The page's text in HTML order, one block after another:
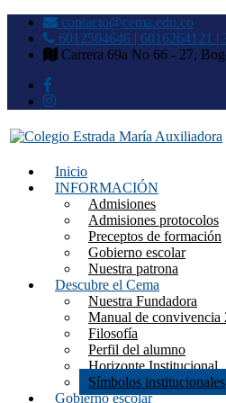
contacto@cema.edu.co
6012504646 | 6016264121 |
Carrera 69a No 66 - 27,
Colegio
Inicio
INFORMACIÓN
Admisiones
Admisiones protocolos
Preceptos de formación
Gobierno escolar
Nuestra patrona
Descubre el Cema
Nuestra Fundadora
Manual de convivencia
Filosofía
Perfil del alumno
Horizonte Institucional
Símbolos institucionales
Gobierno escolar